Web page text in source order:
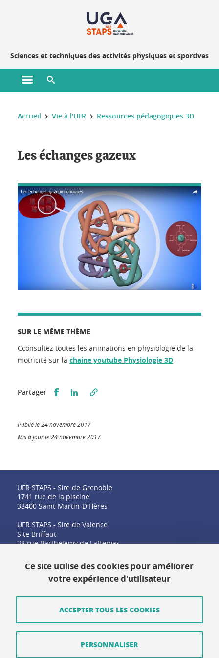
Sciences et techniques des activités physiques et sportives
Ouvrir le menu principal
Vous êtes ici :
Accueil Vie à l'UFR Ressources pédagogiques 3D
Les échanges gazeux
SUR LE MÊME THÈME
Cconsultez toutes les animations en physiologie de la
motricité sur la chaine youtube Physiologie 3D
Partager Partager sur Facebook
Partager sur LinkedIn
Publié le 24 novembre 2017
Mis à jour le 24 novembre 2017
UFR STAPS - Site de Grenoble
1741 rue de la piscine
38400 Saint-Martin-D'Hères
UFR STAPS - Site de Valence
Site Briffaut
38 rue Barthélemy de Laffemas
Crédits
Ce site utilise des cookies pour améliorer
votre expérience d'utilisateur
ACCEPTER TOUS LES COOKIES
PERSONNALISER